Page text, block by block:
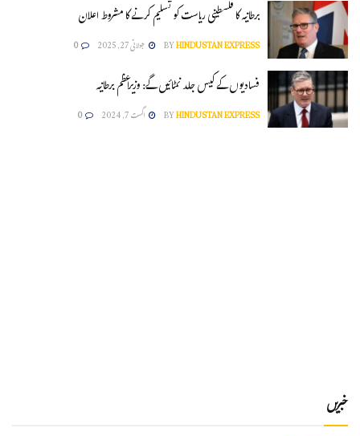
برطانیہ کا فلسطینی ریاست کو تسلیم کرنے کا مشروط اعلان
BYHINDUSTAN EXPRESS جولائی 27, 2025 0
فسادیوں کے کیس جلد نمٹائیں گے: وزیراعظم برطانیہ
BYHINDUSTAN EXPRESS اگست 7, 2024 0
خبریں